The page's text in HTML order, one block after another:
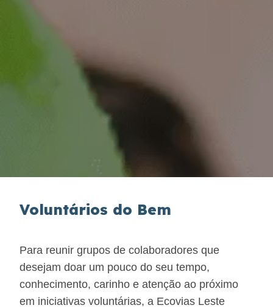
Cargas Especiais
Faixa de Domínio
Voluntários do Bem
Para reunir grupos de colaboradores que
desejam doar um pouco do seu tempo,
conhecimento, carinho e atenção ao próximo
em iniciativas voluntárias, a Ecovias Leste